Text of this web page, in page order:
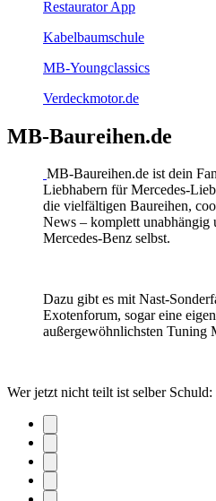
Restaurator App
Kabelbaumschule
MB-Youngclassics
Verdeckmotor.de
MB-Baureihen.de
MB-Baureihen.de ist dein
Liebhabern für Mercedes-
die vielfältigen Baureihen,
News – komplett unabhängig
Mercedes-Benz selbst.
Dazu gibt es mit Nast-
Exotenforum, sogar eine
außergewöhnlichsten Tuning
Wer jetzt nicht teilt ist selber Schuld: